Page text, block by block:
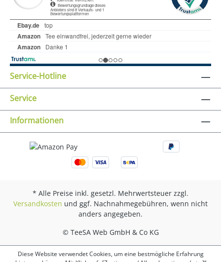
Service-Hotline
Service
Informationen
* Alle Preise inkl. gesetzl. Mehrwertsteuer zzgl.
Versandkosten und ggf. Nachnahmegebühren, wenn nicht
anders angegeben.
© TeeSA Web GmbH & Co KG
Diese Website verwendet Cookies, um eine bestmögliche Erfahrung